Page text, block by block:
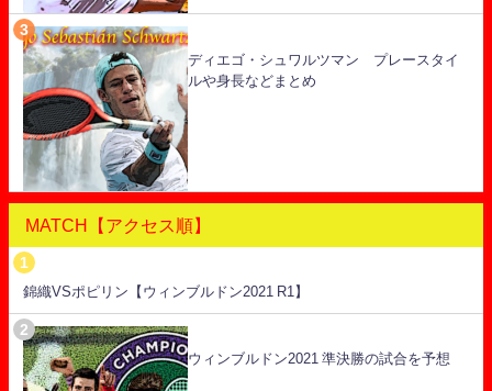
ディエゴ・シュワルツマン プレースタイ
ルや身長などまとめ
MATCH【アクセス順】
錦織VSポピリン【ウィンブルドン2021 R1】
ウィンブルドン2021 準決勝の試合を予想